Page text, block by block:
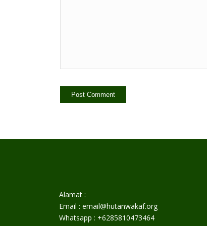
Alamat :
Email : email@hutanwakaf.org
Whatsapp : +6285810473464